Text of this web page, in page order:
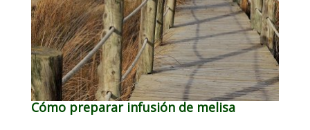
Cómo preparar infusión de melisa